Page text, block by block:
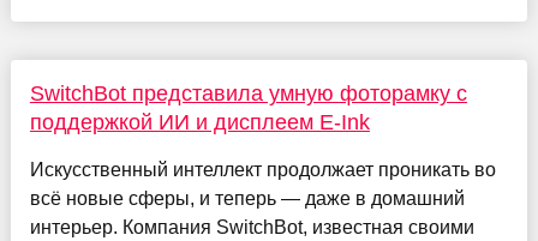
SwitchBot представила умную фоторамку с
поддержкой ИИ и дисплеем E-Ink
Искусственный интеллект продолжает проникать во
всё новые сферы, и теперь — даже в домашний
интерьер. Компания SwitchBot, известная своими